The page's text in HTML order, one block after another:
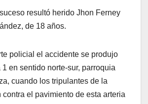
resultó herido Jhon Ferney
de 18 años.
policial el accidente se produjo
en sentido norte-sur, parroquia
cuando los tripulantes de la
contra el pavimiento de esta arteria